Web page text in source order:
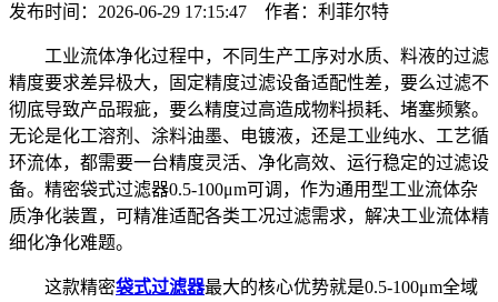
发布时间：2026-06-29 17:15:47 作者：利菲尔特
工业流体净化过程中，不同生产工序对水质、料液的过滤
精度要求差异极大，固定精度过滤设备适配性差，要么过滤不
彻底导致产品瑕疵，要么精度过高造成物料损耗、堵塞频繁。
无论是化工溶剂、涂料油墨、电镀液，还是工业纯水、工艺循
环流体，都需要一台精度灵活、净化高效、运行稳定的过滤设
备。精密袋式过滤器0.5-100μm可调，作为通用型工业流体杂
质净化装置，可精准适配各类工况过滤需求，解决工业流体精
细化净化难题。
这款精密袋式过滤器最大的核心优势就是0.5-100μm全域